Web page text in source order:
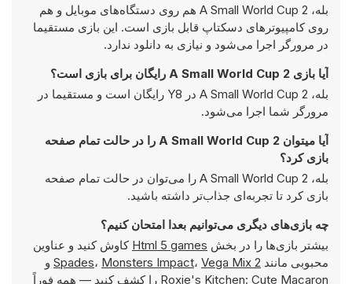
بله، A Small World Cup 2 هم روی دستگاه‌های موبایل و هم
روی کامپیوترهای دسکتاپ قابل بازی است. این بازی مستقیما
در مرورگر اجرا می‌شود و نیازی به دانلود ندارد.
آیا بازی A Small World Cup 2 رایگان برای بازی است؟
بله، A Small World Cup 2 در Y8 رایگان است و مستقیما در
مرورگر شما اجرا می‌شود.
آیا میتوان A Small World Cup 2 را در حالت تمام صفحه
بازی کرد؟
بله، A Small World Cup 2 را می‌توان در حالت تمام صفحه
بازی کرد تا تجربه‌ای جذاب‌تر داشته باشید.
چه بازی‌های دیگری می‌توانیم بعدا امتحان کنیم؟
بیشتر بازی‌ها را در بخش Html 5 games کاوش کنید و عناوین
محبوبی مانند
Spades، Monsters Impact، Vega Mix 2
و
Roxie's Kitchen: Cute Macaron را کشف کنید — همه فوراً